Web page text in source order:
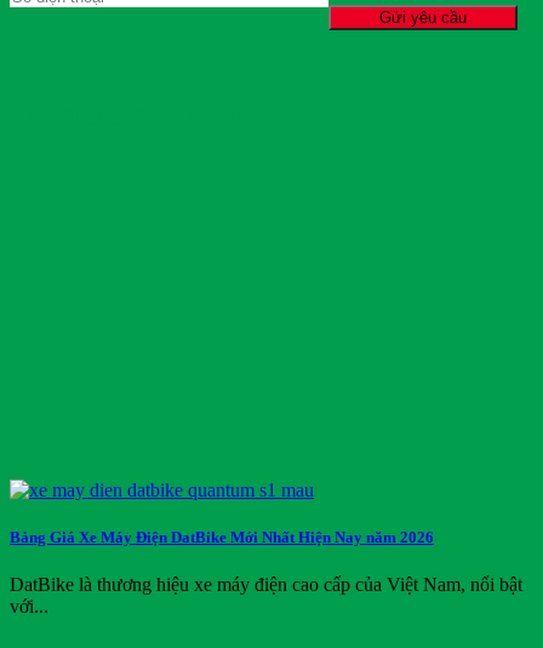
Bảng Giá Xe Máy Điện DatBike Mới Nhất Hiện Nay năm 2026
DatBike là thương hiệu xe máy điện cao cấp của Việt Nam, nổi bật
với...